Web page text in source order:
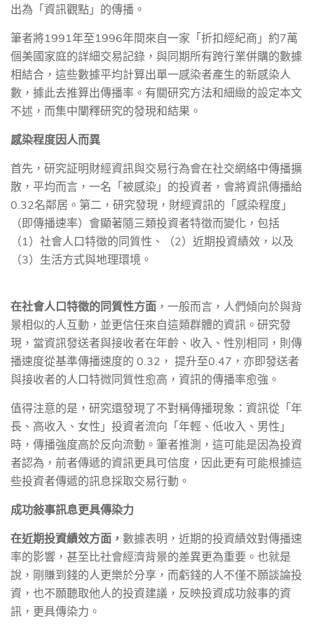
出為「資訊觀點」的傳播。
筆者將1991年至1996年間來自一家「折扣經紀商」約7萬
個美國家庭的詳細交易記錄，與同期所有跨行業併購的數據
相結合，這些數據平均計算出單一感染者產生的新感染人
數，據此去推算出傳播率。有關研究方法和細緻的設定本文
不述，而集中闡釋研究的發現和結果。
感染程度因人而異
首先，研究証明財經資訊與交易行為會在社交網絡中傳播擴
散，平均而言，一名「被感染」的投資者，會將資訊傳播給
0.32名鄰居。第二，研究發現，財經資訊的「感染程度」
（即傳播速率）會顯著隨三類投資者特徵而變化，包括
（1）社會人口特徵的同質性、（2）近期投資績效，以及
（3）生活方式與地理環境。
在社會人口特徵的同質性方面 ，一般而言，人們傾向於與背
景相似的人互動，並更信任來自這類群體的資訊。研究發
現，當資訊發送者與接收者在年齡、收入、性別相同，則傳
播速度從基準傳播速度的 0.32 ， 提升至0.47 ，亦即發送者
與接收者的人口特微同質性愈高，資訊的傳播率愈強。
值得注意的是，研究還發現了不對稱傳播現象：資訊從「年
長、高收入、女性」投資者流向「年輕、低收入、男性」
時，傳播強度高於反向流動。筆者推測，這可能是因為投資
者認為，前者傳遞的資訊更具可信度，因此更有可能根據這
些投資者傳遞的訊息採取交易行動。
成功敍事訊息更具傳染力
在近期投資績效方面， 數據表明，近期的投資績效對傳播速
率的影響，甚至比社會經濟背景的差異更為重要。也就是
說，剛賺到錢的人更樂於分享，而虧錢的人不僅不願談論投
資，也不願聽取他人的投資建議，反映投資成功敍事的資
訊，更具傳染力。